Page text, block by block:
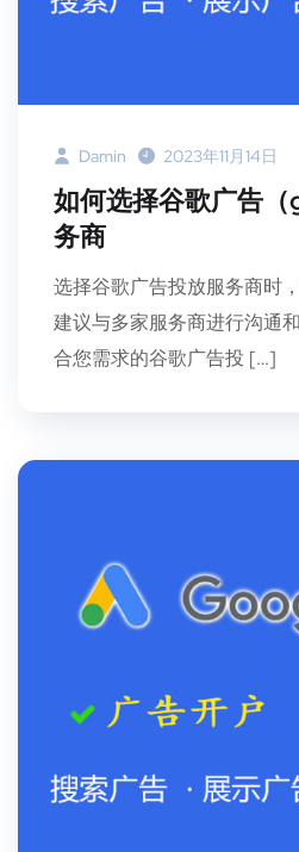
Damin 2023年11月14日
如何选择谷歌广告
务商
选择谷歌广告投放服务商时
建议与多家服务商进行沟通
合您需求的谷歌广告投 […]